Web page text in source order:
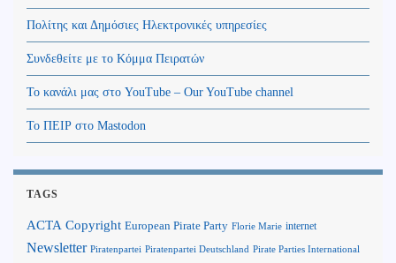
Πολίτης και Δημόσιες Ηλεκτρονικές υπηρεσίες
Συνδεθείτε με το Κόμμα Πειρατών
Το κανάλι μας στο YouTube – Our YouTube channel
Το ΠΕΙΡ στο Mastodon
TAGS
ACTA Copyright European Pirate Party Florie Marie internet
Newsletter Piratenpartei Piratenpartei Deutschland Pirate Parties International